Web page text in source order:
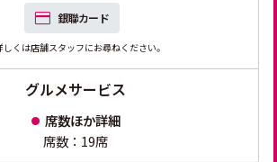
銀聯カード
くは店舗スタッフにお尋ねください。
グルメサービス
席数ほか詳細
席数：19席